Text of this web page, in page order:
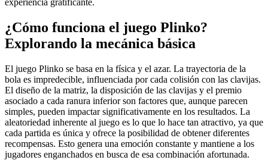
experiencia gratificante.
¿Cómo funciona el juego Plinko?
Explorando la mecánica básica
El juego Plinko se basa en la física y el azar. La trayectoria de la
bola es impredecible, influenciada por cada colisión con las clavijas.
El diseño de la matriz, la disposición de las clavijas y el premio
asociado a cada ranura inferior son factores que, aunque parecen
simples, pueden impactar significativamente en los resultados. La
aleatoriedad inherente al juego es lo que lo hace tan atractivo, ya que
cada partida es única y ofrece la posibilidad de obtener diferentes
recompensas. Esto genera una emoción constante y mantiene a los
jugadores enganchados en busca de esa combinación afortunada.